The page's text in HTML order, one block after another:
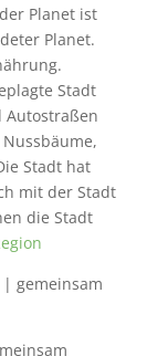
Planet ist
Planet.
Stadt
Autostraßen
Stadt hat
mit der Stadt
die Stadt
| gemeinsam